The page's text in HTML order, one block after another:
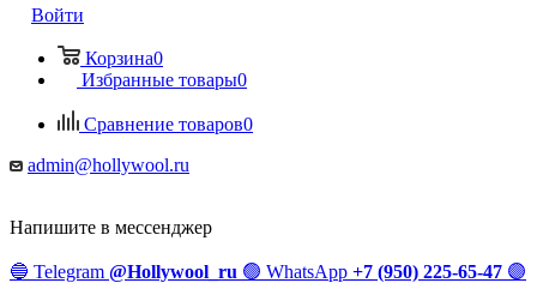
Войти
Корзина0
Избранные товары0
Сравнение товаров0
admin@hollywool.ru
Напишите в мессенджер
🔵 Telegram @Hollywool_ru 🟢 WhatsApp +7 (950) 225-65-47 🟣